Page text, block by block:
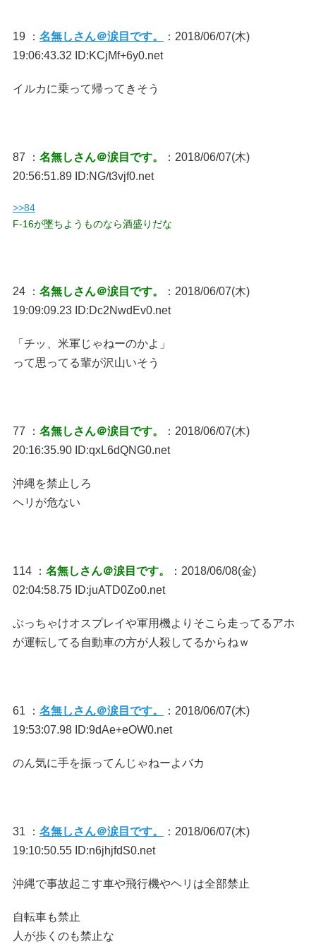
19 ： 名無しさん＠涙目です。
：2018/06/07(木)
19:06:43.32 ID:KCjMf+6y0.net
イルカに乗って帰ってきそう
87 ： 名無しさん＠涙目です。
：2018/06/07(木)
20:56:51.89 ID:NG/t3vjf0.net
>>84
F-16が墜ちようものなら酒盛りだな
24 ： 名無しさん＠涙目です。
：2018/06/07(木)
19:09:09.23 ID:Dc2NwdEv0.net
「チッ、米軍じゃねーのかよ」
って思ってる輩が沢山いそう
77 ： 名無しさん＠涙目です。
：2018/06/07(木)
20:16:35.90 ID:qxL6dQNG0.net
沖縄を禁止しろ
ヘリが危ない
114 ： 名無しさん＠涙目です。
：2018/06/08(金)
02:04:58.75 ID:juATD0Zo0.net
ぶっちゃけオスプレイや軍用機よりそこら走ってるアホ
が運転してる自動車の方が人殺してるからねｗ
61 ： 名無しさん＠涙目です。
：2018/06/07(木)
19:53:07.98 ID:9dAe+eOW0.net
のん気に手を振ってんじゃねーよバカ
31 ： 名無しさん＠涙目です。
：2018/06/07(木)
19:10:50.55 ID:n6jhjfdS0.net
沖縄で事故起こす車や飛行機やヘリは全部禁止
自転車も禁止
人が歩くのも禁止な